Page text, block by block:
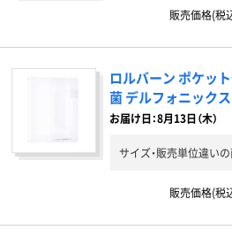
販売価格(税
ロルバーン ポケッ
菌 デルフォニックス
お届け日：8月13日（木）
サイズ・販売単位違い
販売価格(税